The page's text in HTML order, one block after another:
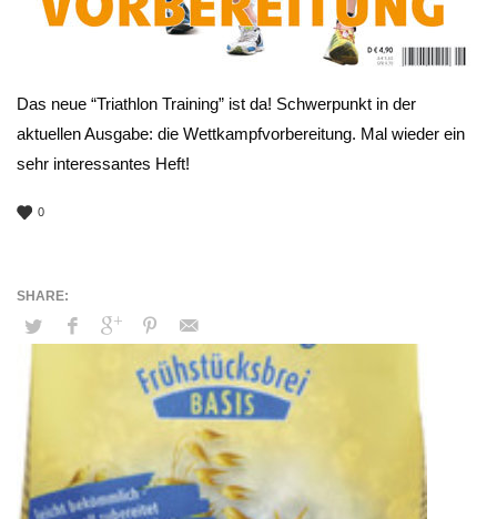
Das neue “Triathlon Training” ist da! Schwerpunkt in der
aktuellen Ausgabe: die Wettkampfvorbereitung. Mal wieder ein
sehr interessantes Heft!
0